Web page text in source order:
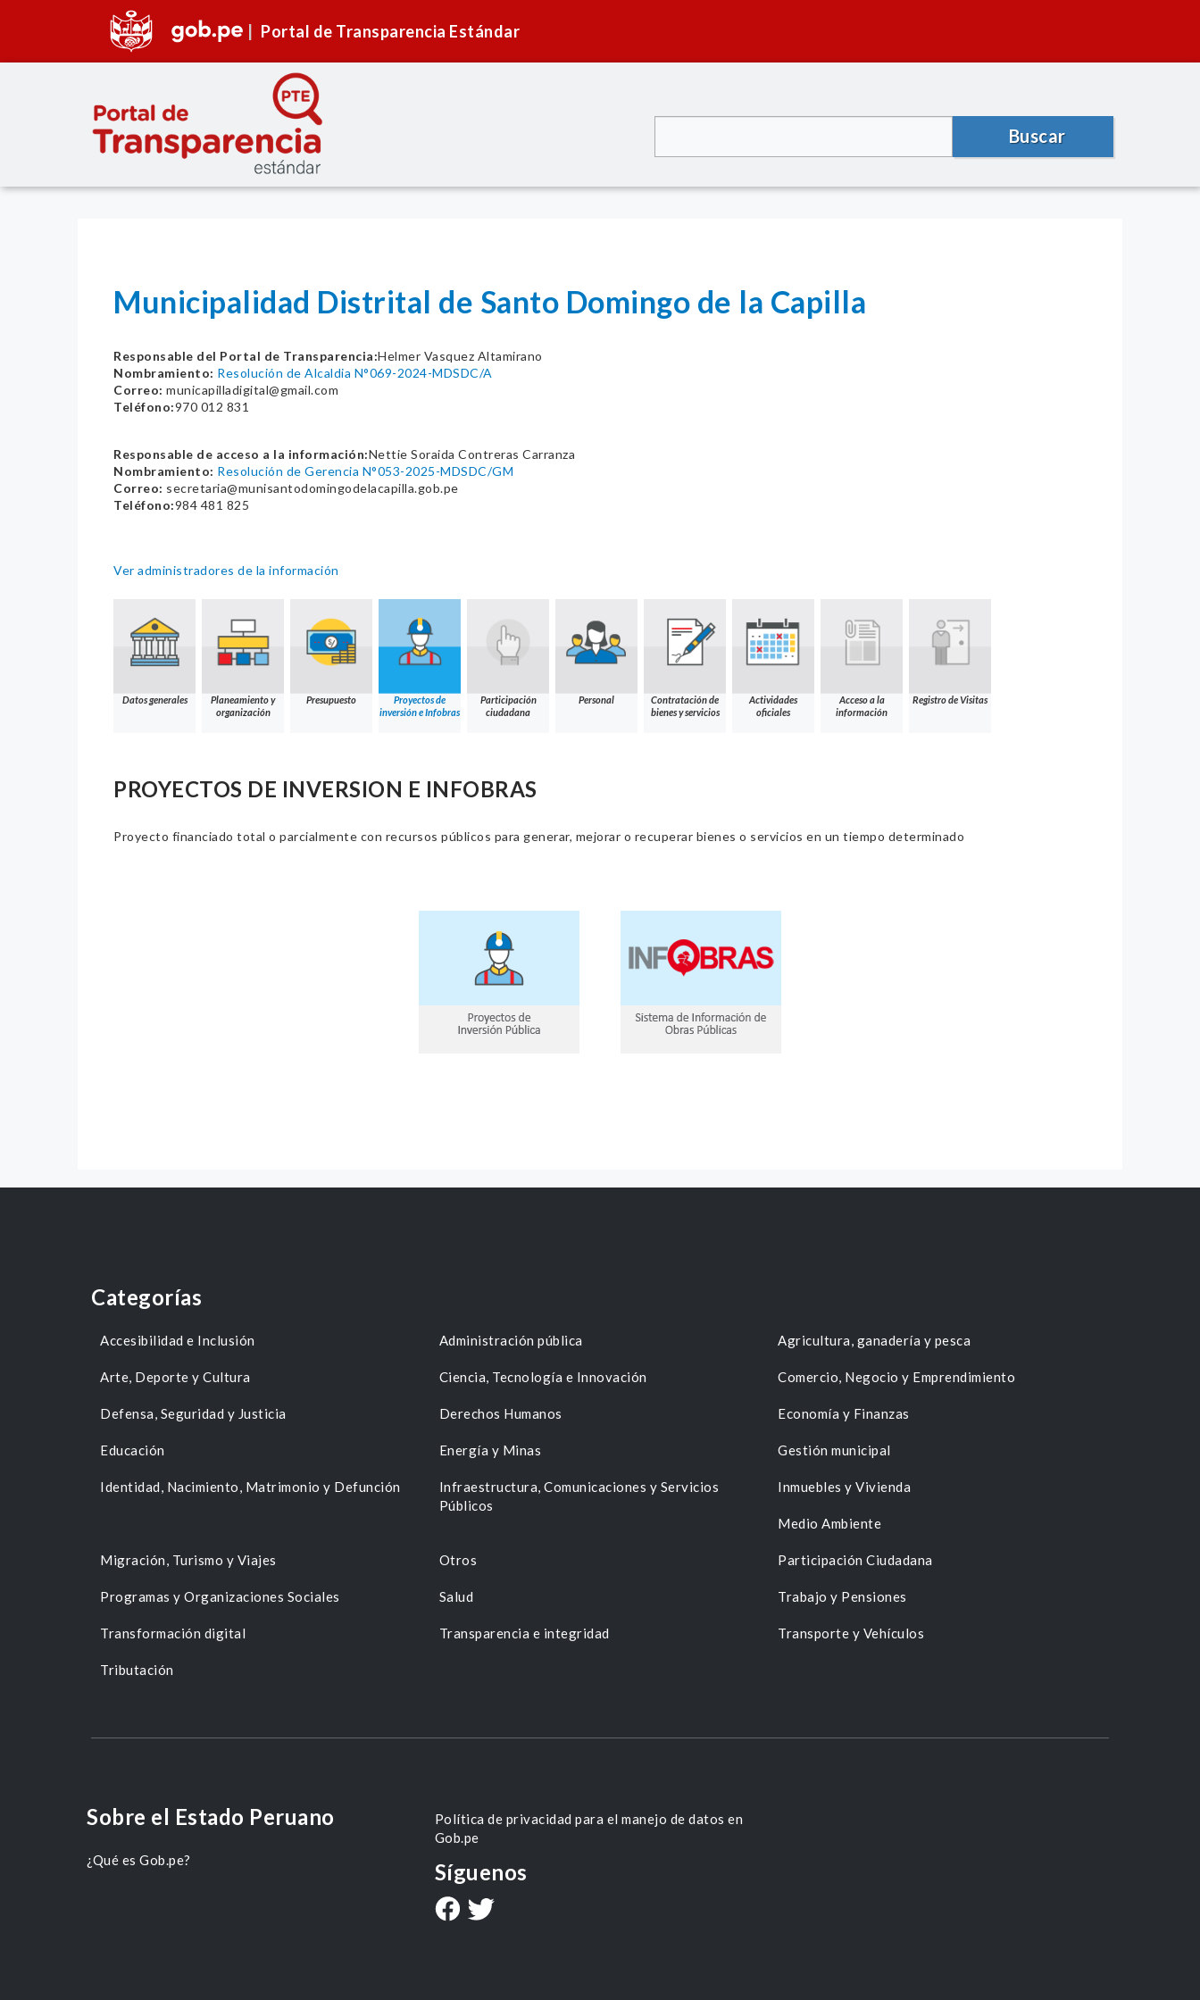
Portal de Transparencia Estándar
Buscar
Municipalidad Distrital de Santo Domingo de la Capilla
Responsable del Portal de Transparencia:Helmer Vasquez Altamirano
Nombramiento: Resolución de Alcaldia N°069-2024-MDSDC/A
Correo: municapilladigital@gmail.com
Teléfono:970 012 831
Responsable de acceso a la información:Nettie Soraida Contreras Carranza
Nombramiento: Resolución de Gerencia N°053-2025-MDSDC/GM
Correo: secretaria@munisantodomingodelacapilla.gob.pe
Teléfono:984 481 825
Ver administradores de la información
Datos generales
Planeamiento y
organización
Presupuesto
Proyectos de
inversión e Infobras
Participación
ciudadana
Personal
Contratación de
bienes y servicios
Actividades
oficiales
Acceso a la
información
Registro de Visitas
PROYECTOS DE INVERSION E INFOBRAS
Proyecto financiado total o parcialmente con recursos públicos para generar, mejorar o recuperar bienes o servicios en un tiempo determinado
Categorías
Accesibilidad e Inclusión Administración pública Agricultura, ganadería y pesca
Arte, Deporte y Cultura Ciencia, Tecnología e Innovación Comercio, Negocio y Emprendimiento
Defensa, Seguridad y Justicia Derechos Humanos Economía y Finanzas
Educación Energía y Minas Gestión municipal
Identidad, Nacimiento, Matrimonio y Defunción
Infraestructura, Comunicaciones y Servicios
Públicos
Inmuebles y Vivienda
Medio Ambiente
Migración, Turismo y Viajes Otros Participación Ciudadana
Programas y Organizaciones Sociales Salud Trabajo y Pensiones
Transformación digital Transparencia e integridad Transporte y Vehículos
Tributación
Sobre el Estado Peruano
¿Qué es Gob.pe?
Política de privacidad para el manejo de datos en
Gob.pe
Síguenos